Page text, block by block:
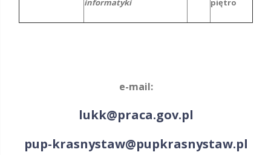
informatyki
piętro
e-mail:
lukk@praca.gov.pl
pup-krasnystaw@pupkrasnystaw.pl